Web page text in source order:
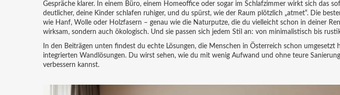
Gespräche klarer. In einem Büro, einem Homeoffice oder sogar im Schlafzimmer wirkt sich das
deutlicher, deine Kinder schlafen ruhiger, und du spürst, wie der Raum plötzlich „atmet“. Die
wie Hanf, Wolle oder Holzfasern – genau wie die Naturputze, die du vielleicht schon in deiner
wirksam, sondern auch ökologisch. Und sie passen sich jedem Stil an: von minimalistisch bis
In den Beiträgen unten findest du echte Lösungen, die Menschen in Österreich schon umgesetzt
integrierten Wandlösungen. Du wirst sehen, wie du mit wenig Aufwand und ohne teure
verbessern kannst.